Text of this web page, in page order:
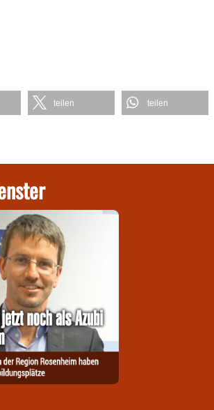
teilen teilen